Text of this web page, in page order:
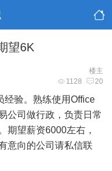
望6K
楼主
1128 20
经验。熟练使用Office
公司做行政，负责日常
期望薪资6000左右，
意向的公司请私信联